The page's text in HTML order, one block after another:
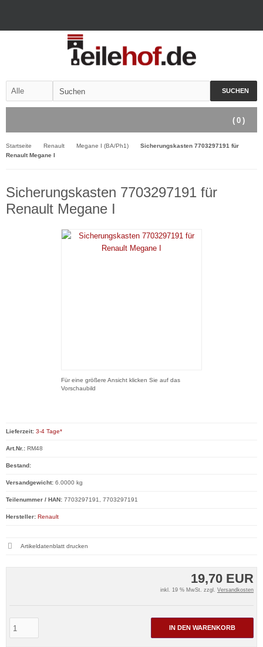
SUCHEN
( 0 )
Startseite Renault Megane I (BA/Ph1)
Sicherungskasten 7703297191 für
Renault Megane I
Sicherungskasten 7703297191 für
Renault Megane I
Für eine größere Ansicht klicken Sie auf das
Vorschaubild
19,70 EUR
inkl. 19 % MwSt. zzgl. Versandkosten
IN DEN WARENKORB
Lieferzeit: 3-4 Tage*
Art.Nr.: RM48
Bestand:
Versandgewicht: 6.0000 kg
Teilenummer / HAN: 7703297191, 7703297191
Hersteller: Renault
Artikeldatenblatt drucken